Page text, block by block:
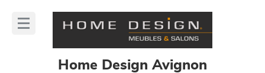
Home Design Avignon